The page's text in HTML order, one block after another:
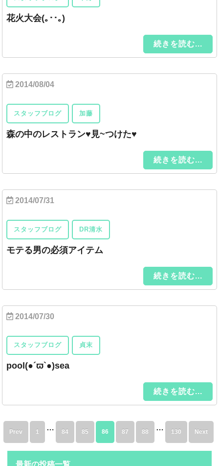
花火大会(｡･･｡)
続きを読む...
2014/08/04
スタッフブログ 加藤
森の中のレストラン♥見~つけた♥
続きを読む...
2014/07/31
スタッフブログ DR清水
モテる男の必須アイテム
続きを読む...
2014/07/30
スタッフブログ 貞末
pool(●´ϖ`●)sea
続きを読む...
Prev 1 … 84 85 86 87 88 … 130 Next